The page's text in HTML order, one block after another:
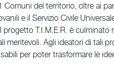
del territorio, oltre ai
e il Servizio Civile
T.I.M.E.R. è culminato
Agli ideatori di tali
per poter trasformare le